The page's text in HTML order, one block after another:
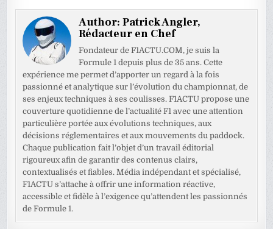
Author:Patrick Angler,
Rédacteur en Chef
Fondateur de F1ACTU.COM, je suis la
Formule 1 depuis plus de 35 ans. Cette
expérience me permet d’apporter un regard à la fois
passionné et analytique sur l’évolution du championnat, de
ses enjeux techniques à ses coulisses. F1ACTU propose une
couverture quotidienne de l’actualité F1 avec une attention
particulière portée aux évolutions techniques, aux
décisions réglementaires et aux mouvements du paddock.
Chaque publication fait l’objet d’un travail éditorial
rigoureux afin de garantir des contenus clairs,
contextualisés et fiables. Média indépendant et spécialisé,
F1ACTU s’attache à offrir une information réactive,
accessible et fidèle à l’exigence qu’attendent les passionnés
de Formule 1.